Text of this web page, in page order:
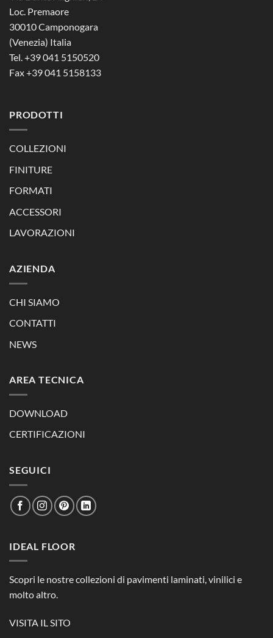
Loc. Premaore
30010 Camponogara
(Venezia) Italia
Tel. +39 041 5150520
Fax +39 041 5158133
PRODOTTI
COLLEZIONI
FINITURE
FORMATI
ACCESSORI
LAVORAZIONI
AZIENDA
CHI SIAMO
CONTATTI
NEWS
AREA TECNICA
DOWNLOAD
CERTIFICAZIONI
SEGUICI
IDEAL FLOOR
Scopri le nostre collezioni di pavimenti laminati, vinilici e
molto altro.
VISITA IL SITO